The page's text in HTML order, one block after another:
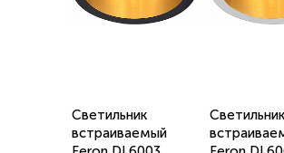
Светильник
встраиваемый
Светильник